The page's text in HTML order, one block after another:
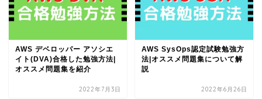
AWS デベロッパー アソシエ
イト(DVA)合格した勉強方法|
オススメ問題集を紹介
2022年7月3日
AWS SysOps認定試験勉強方
法|オススメ問題集について解
説
2022年6月26日